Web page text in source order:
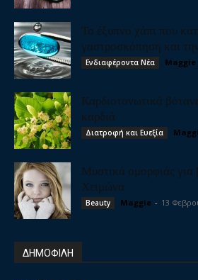
Το έξυπνο χάπι που
γαστροσκόπηση και
Ενδιαφέροντα Νέα Maggie
Καρδιοτονωτικά
καρδιά
Διατροφή και Ευεξία
Μυστικά ομορφιάς για
Χειμώνα
Beauty Maggie - 13
ΔΗΜΟΦΙΛΗ